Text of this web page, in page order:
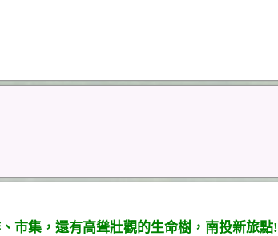
市集，還有高聳壯觀的生命樹，南投新旅點!